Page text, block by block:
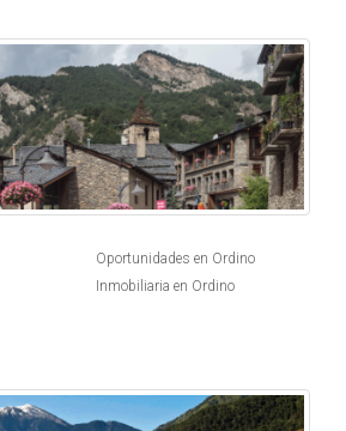
Oportunidades en Ordino
Inmobiliaria en Ordino